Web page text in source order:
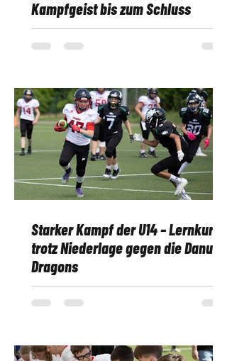
Kampfgeist bis zum Schluss
Starker Kampf der U14 – Lernkurve
trotz Niederlage gegen die Danube
Dragons